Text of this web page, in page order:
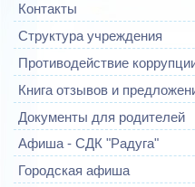
Контакты
Структура учреждения
Противодействие
Книга отзывов и
Документы для родителей
Афиша - СДК "Радуга"
Городская афиша